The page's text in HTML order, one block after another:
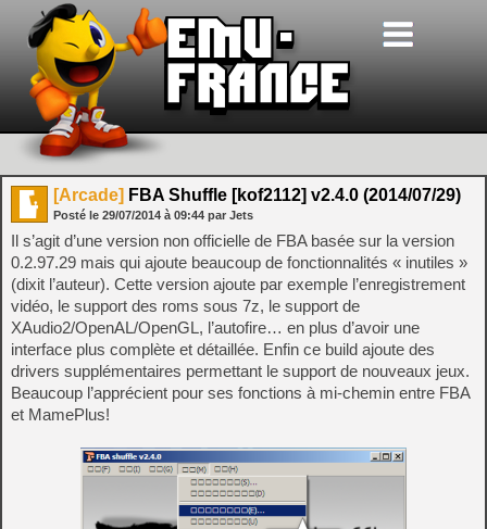
[Arcade] FBA Shuffle [kof2112] v2.4.0 (2014/07/29)
Posté le 29/07/2014 à 09:44 par Jets
Il s’agit d’une version non officielle de FBA basée sur la version
0.2.97.29 mais qui ajoute beaucoup de fonctionnalités « inutiles »
(dixit l’auteur). Cette version ajoute par exemple l’enregistrement
vidéo, le support des roms sous 7z, le support de
XAudio2/OpenAL/OpenGL, l’autofire… en plus d’avoir une
interface plus complète et détaillée. Enfin ce build ajoute des
drivers supplémentaires permettant le support de nouveaux jeux.
Beaucoup l’apprécient pour ses fonctions à mi-chemin entre FBA
et MamePlus!